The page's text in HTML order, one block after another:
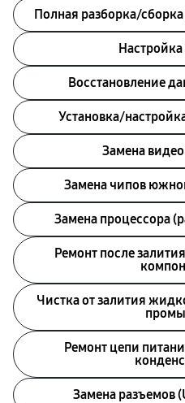
Полная разборка/
Настройка
Восстановление
Установка/
Замена
Замена чипов
Замена процессора
Ремонт после
Чистка от залития
Ремонт цепи
Замена разъемов